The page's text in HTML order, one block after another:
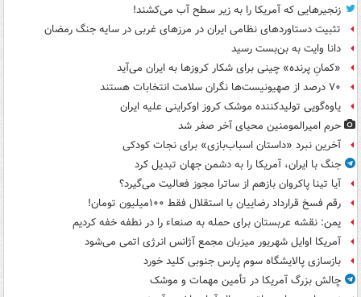
زنجیرهایی که آمریکا را به زیر سطح آب می‌کشند!
تثبیت دستاوردهای نظامی ایران در مرزهای غربی در سایه جنگ رمضان
دانا وایت به بن‌بست رسید
«کمانِ پرنده» چینی برای شکار کروزها به ایران می‌آید
۷۰ درصد از صهیونیست‌ها نگران سلامت انتخابات هستند
یاوه‌گویی تولیدکننده موشک کروز اوکراینی علیه ایران
حرم امیرالمومنین محیای آخر صفر شد
آخرین نبرد «داستان اسباب‌بازی» برای نجات کودکی
جنگ با ایران، آمریکا را به دشمن جهان تبدیل کرد
آیا تینا پاکروان بازهم از ساترا مجوز فعالیت می‌گیرد؟
رقم فسخ قرارداد رضاییان با استقلال فقط ۱۰۰میلیون تومان!
یمن: نقشه عربستان برای حمله به صنعاء را در نطفه خفه کردیم
آمریکا اوایل شهریور میزبان مجمع آژانس انرژی اتمی می‌شود
بازسازی پالایشگاه سوم پارس جنوبی کلید خورد
چالش بزرگ آمریکا در تأمین مهمات و موشک